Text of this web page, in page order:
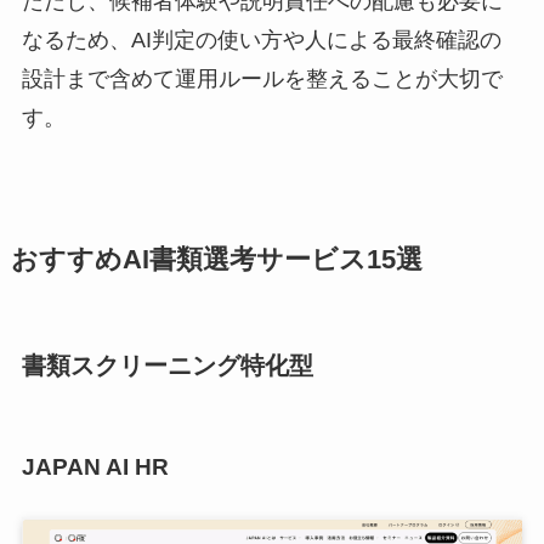
なるため、AI判定の使い方や人による最終確認の
設計まで含めて運用ルールを整えることが大切で
す。
おすすめAI書類選考サービス15選
書類スクリーニング特化型
JAPAN AI HR